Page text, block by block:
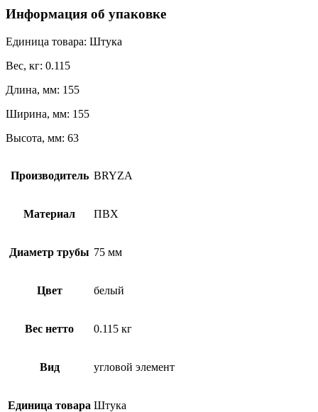
Информация об упаковке
Единица товара: Штука
Вес, кг: 0.115
Длина, мм: 155
Ширина, мм: 155
Высота, мм: 63
Производитель BRYZA
Материал ПВХ
Диаметр трубы 75 мм
Цвет белый
Вес нетто 0.115 кг
Вид угловой элемент
Единица товара Штука